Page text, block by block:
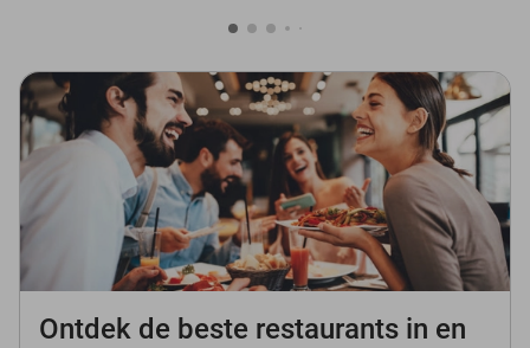
Ontdek de beste restaurants in en